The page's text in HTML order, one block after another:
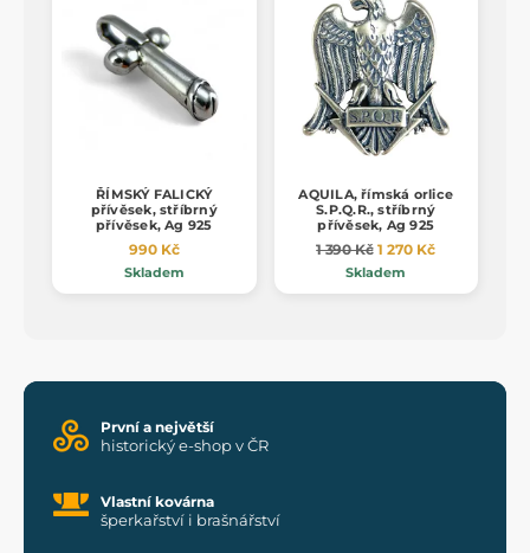
ŘÍMSKÝ FALICKÝ
přívěsek, stříbrný
přívěsek, Ag 925
990 Kč
Skladem
AQUILA, římská orlice
S.P.Q.R., stříbrný
přívěsek, Ag 925
1 390 Kč 1 270 Kč
Skladem
První a největší
historický e-shop v ČR
Vlastní kovárna
šperkařství i brašnářství